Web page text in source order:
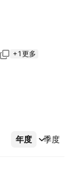
+1更多
年度 季度
更多